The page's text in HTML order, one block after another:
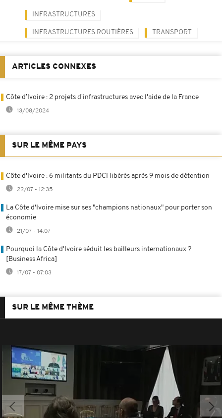
INFRASTRUCTURES
INFRASTRUCTURES ROUTIÈRES TRANSPORT
ARTICLES CONNEXES
Côte d’Ivoire : 2 projets d'infrastructures avec l'aide de la France
13/08/2024
SUR LE MÊME PAYS
Côte d'Ivoire : 6 militants du PDCI libérés après 9 mois de détention
22/07 - 12:35
La Côte d'Ivoire mise sur ses "champions nationaux" pour porter son
économie
21/07 - 14:07
Pourquoi la Côte d'Ivoire séduit les bailleurs internationaux ?
[Business Africa]
17/07 - 07:03
SUR LE MÊME THÈME